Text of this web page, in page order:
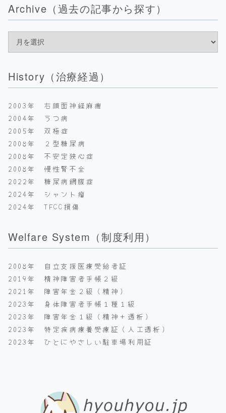
Archive（過去の記事から探す）
History（治療経過）
2003年 右顔面神経麻痺
2004年 うつ病
2005年 双極症
2008年 ２型糖尿病
2008年 不安定狭心症
2008年 慢性腎不全
2022年 糖尿病網膜症
2024年 シャント瘤
2024年 TFCC損傷
Welfare System（制度利用）
2008年 自立支援医療受給者証
2019年 精神障害者手帳２級
2021年 障害年金２級（精神）
2023年 身体障害者手帳１種１級
2023年 障害年金１級（精神＋透析）
2023年 特定疾病療養受療証（人工透析）
2023年 ひとにやさしい駐車場利用証